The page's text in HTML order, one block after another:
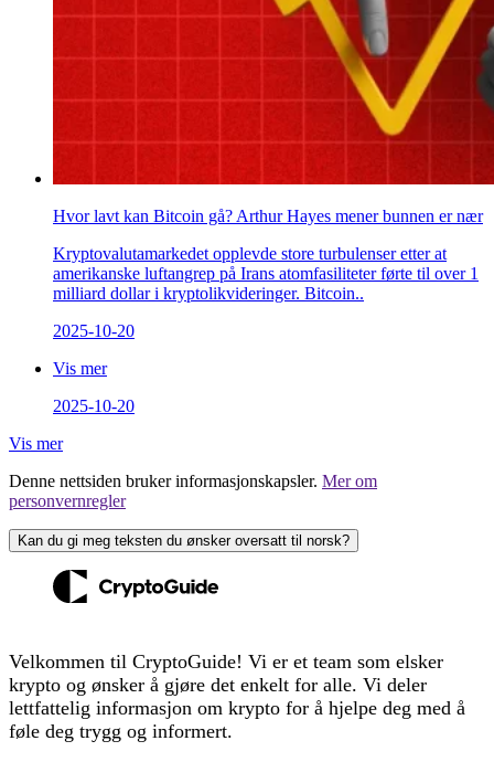
Hvor lavt kan Bitcoin gå? Arthur Hayes mener bunnen er nær
Kryptovalutamarkedet opplevde store turbulenser etter at
amerikanske luftangrep på Irans atomfasiliteter førte til over 1
milliard dollar i kryptolikvideringer. Bitcoin..
2025-10-20
Vis mer
2025-10-20
Vis mer
Denne nettsiden bruker informasjonskapsler. Mer om
personvernregler
Kan du gi meg teksten du ønsker oversatt til norsk?
Velkommen til CryptoGuide! Vi er et team som elsker
krypto og ønsker å gjøre det enkelt for alle. Vi deler
lettfattelig informasjon om krypto for å hjelpe deg med å
føle deg trygg og informert.